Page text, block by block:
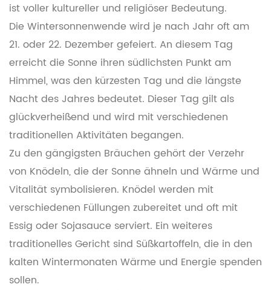
ist voller kultureller und religiöser Bedeutung.
Die Wintersonnenwende wird je nach Jahr oft am
21. oder 22. Dezember gefeiert. An diesem Tag
erreicht die Sonne ihren südlichsten Punkt am
Himmel, was den kürzesten Tag und die längste
Nacht des Jahres bedeutet. Dieser Tag gilt als
glückverheißend und wird mit verschiedenen
traditionellen Aktivitäten begangen.
Zu den gängigsten Bräuchen gehört der Verzehr
von Knödeln, die der Sonne ähneln und Wärme und
Vitalität symbolisieren. Knödel werden mit
verschiedenen Füllungen zubereitet und oft mit
Essig oder Sojasauce serviert. Ein weiteres
traditionelles Gericht sind Süßkartoffeln, die in den
kalten Wintermonaten Wärme und Energie spenden
sollen.